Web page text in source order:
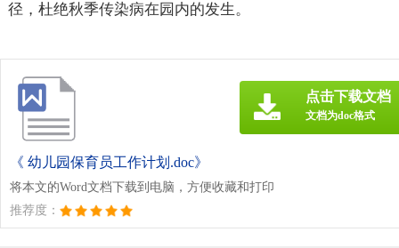
径，杜绝秋季传染病在园内的发生。
《 幼儿园保育员工作计划.doc》
将本文的Word文档下载到电脑，方便收藏和打印
推荐度：
点击下载文档
文档为doc格式